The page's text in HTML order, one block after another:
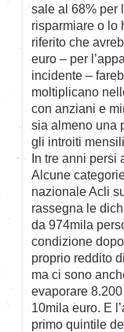
sale al 68% per
risparmiare o lo
riferito che
euro – per
incidente –
moltiplicano
con anziani e
sia almeno una
gli introiti
In tre anni persi
Alcune
nazionale Acli
rassegna le
da 974mila
condizione
proprio reddito
ma ci sono
evaporare
10mila euro. E
primo quintile